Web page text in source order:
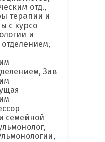
отд.,
терапии и
с курсо
и
Зав
семейной